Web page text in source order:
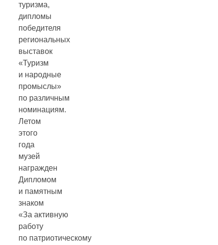
туризма,
дипломы
победителя
региональных
выставок
«Туризм
и народные
промыслы»
по различным
номинациям.
Летом
этого
года
музей
награжден
Дипломом
и памятным
знаком
«За активную
работу
по патриотическому